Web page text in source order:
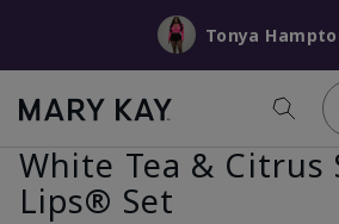
Tonya
White Tea & Citrus
Lips® Set